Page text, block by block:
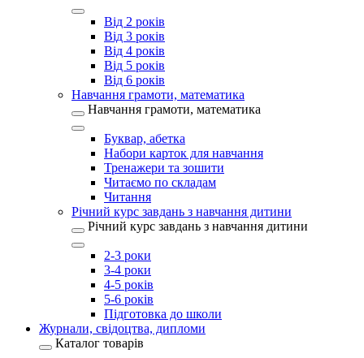
Від 2 років
Від 3 років
Від 4 років
Від 5 років
Від 6 років
Навчання грамоти, математика
Навчання грамоти, математика
Буквар, абетка
Набори карток для навчання
Тренажери та зошити
Читаємо по складам
Читання
Річний курс завдань з навчання дитини
Річний курс завдань з навчання дитини
2-3 роки
3-4 роки
4-5 років
5-6 років
Підготовка до школи
Журнали, свідоцтва, дипломи
Каталог товарів